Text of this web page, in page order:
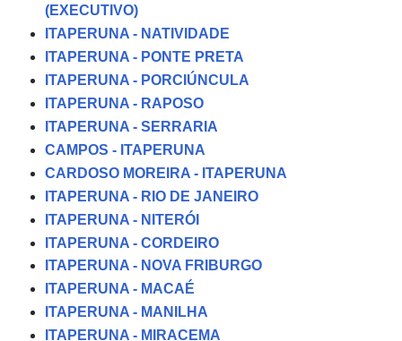
(EXECUTIVO)
ITAPERUNA - NATIVIDADE
ITAPERUNA - PONTE PRETA
ITAPERUNA - PORCIÚNCULA
ITAPERUNA - RAPOSO
ITAPERUNA - SERRARIA
CAMPOS - ITAPERUNA
CARDOSO MOREIRA - ITAPERUNA
ITAPERUNA - RIO DE JANEIRO
ITAPERUNA - NITERÓI
ITAPERUNA - CORDEIRO
ITAPERUNA - NOVA FRIBURGO
ITAPERUNA - MACAÉ
ITAPERUNA - MANILHA
ITAPERUNA - MIRACEMA